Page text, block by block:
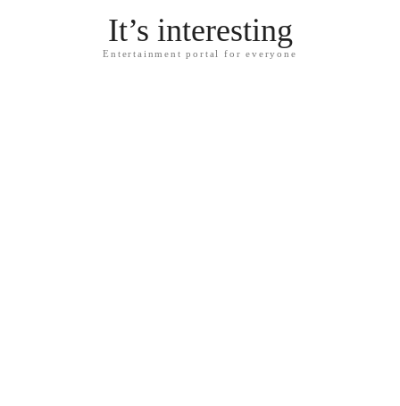
It’s interesting
Entertainment portal for everyone